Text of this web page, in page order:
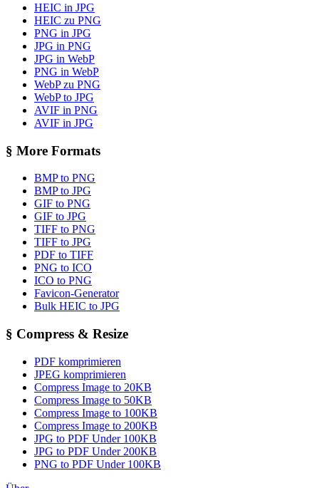
HEIC in JPG
HEIC zu PNG
PNG in JPG
JPG in PNG
JPG in WebP
PNG in WebP
WebP zu PNG
WebP to JPG
AVIF in PNG
AVIF in JPG
§ More Formats
BMP to PNG
BMP to JPG
GIF to PNG
GIF to JPG
TIFF to PNG
TIFF to JPG
PDF to TIFF
PNG to ICO
ICO to PNG
Favicon-Generator
Bulk HEIC to JPG
§ Compress & Resize
PDF komprimieren
JPEG komprimieren
Compress Image to 20KB
Compress Image to 50KB
Compress Image to 100KB
Compress Image to 200KB
JPG to PDF Under 100KB
JPG to PDF Under 200KB
PNG to PDF Under 100KB